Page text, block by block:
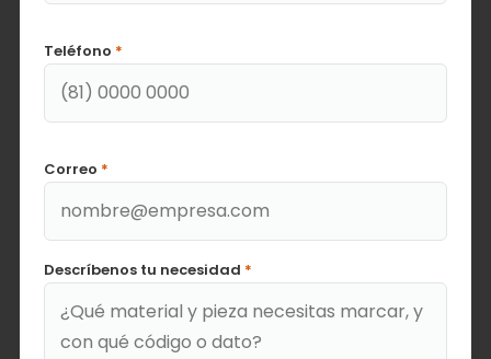
Teléfono *
Correo *
Descríbenos tu necesidad *